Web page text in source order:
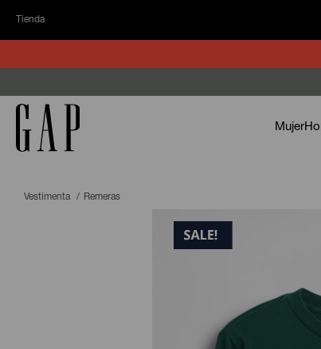
Tienda
Mujer
Vestimenta Remeras